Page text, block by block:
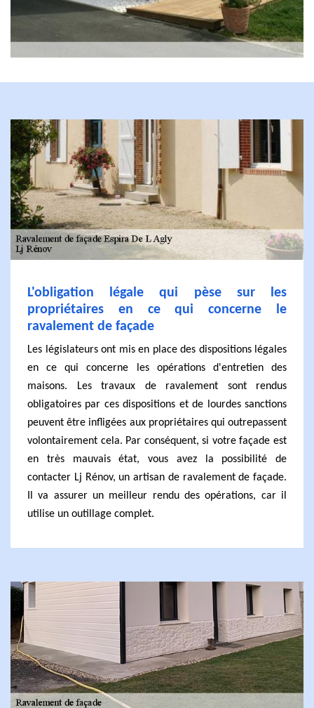
L'obligation légale qui pèse sur les
propriétaires en ce qui concerne le
ravalement de façade
Les législateurs ont mis en place des dispositions légales
en ce qui concerne les opérations d'entretien des
maisons. Les travaux de ravalement sont rendus
obligatoires par ces dispositions et de lourdes sanctions
peuvent être infligées aux propriétaires qui outrepassent
volontairement cela. Par conséquent, si votre façade est
en très mauvais état, vous avez la possibilité de
contacter Lj Rénov, un artisan de ravalement de façade.
Il va assurer un meilleur rendu des opérations, car il
utilise un outillage complet.